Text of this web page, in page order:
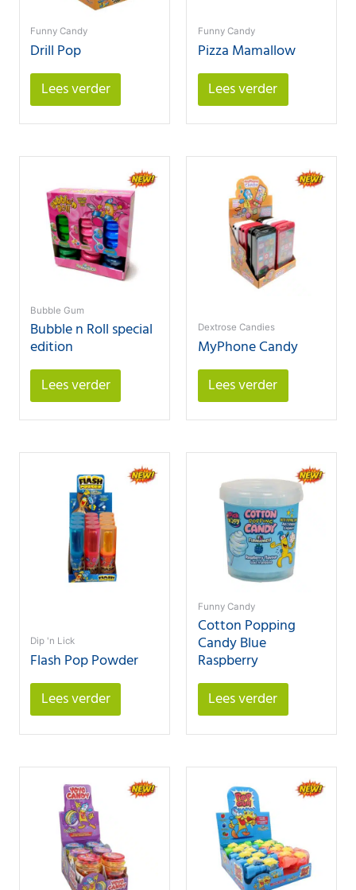
Funny Candy
Drill Pop
Lees verder
Funny Candy
Pizza Mamallow
Lees verder
Bubble Gum
Bubble n Roll special
edition
Lees verder
Dextrose Candies
MyPhone Candy
Lees verder
Dip 'n Lick
Flash Pop Powder
Lees verder
Funny Candy
Cotton Popping
Candy Blue
Raspberry
Lees verder